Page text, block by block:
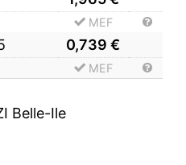
MEF
0,739 €
MEF
Belle-Ile